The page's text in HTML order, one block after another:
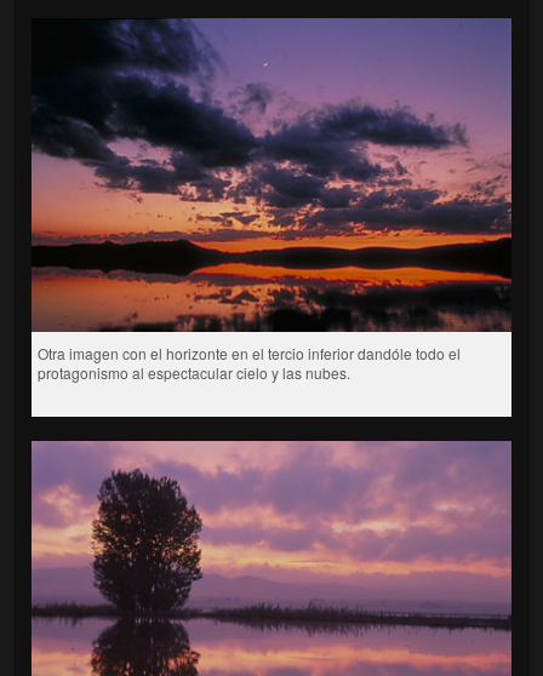
Otra imagen con el horizonte en el tercio inferior dandóle todo el
protagonismo al espectacular cielo y las nubes.